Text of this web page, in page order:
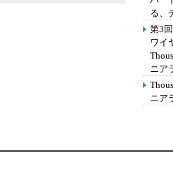
る、
第3
ワイ
ニア
ニア